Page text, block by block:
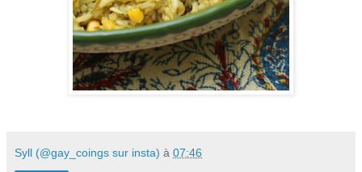
Syll (@gay_coings sur insta) à 07:46